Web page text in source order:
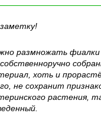
размножать фиалки
хоть и
не сохранит
растения,